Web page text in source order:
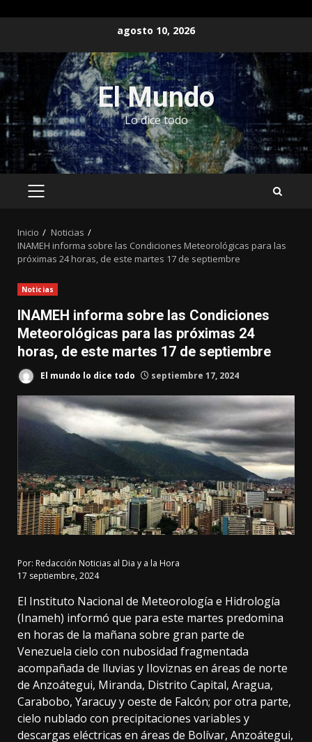
contenido
agosto 10, 2026
El Mundo
Lo dice todo
MENÚ
Inicio
Noticias
INAMEH informa sobre las Condiciones Meteorológicas para las
próximas 24 horas, de este martes 17 de septiembre
Noticias
INAMEH informa sobre las Condiciones
Meteorológicas para las próximas 24
horas, de este martes 17 de septiembre
El mundo lo dice todo septiembre 17, 2024
Por: Redacción Noticias al Dia y a la Hora
17 septiembre, 2024
El Instituto Nacional de Meteorología e Hidrología
(Inameh) informó que para este martes predomina
en horas de la mañana sobre gran parte de
Venezuela cielo con nubosidad fragmentada
acompañada de lluvias y Iloviznas en áreas de norte
de Anzoátegui, Miranda, Distrito Capital, Aragua,
Carabobo, Yaracuy y oeste de Falcón; por otra parte,
cielo nublado con precipitaciones variables y
descargas eléctricas en áreas de Bolívar, Anzoátegui,